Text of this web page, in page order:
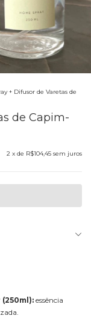
+ Difusor de Varetas de
de Capim-
2 x de R$104,45 sem juros
essência